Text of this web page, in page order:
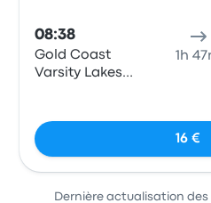
08:38
Gold Coast
Varsity Lakes
1h
16 €
Dernière actualisation des